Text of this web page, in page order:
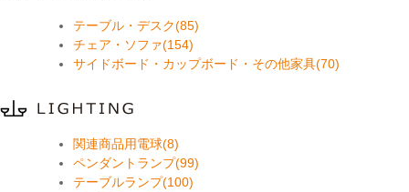
テーブル・デスク(85)
チェア・ソファ(154)
サイドボード・カップボード・その他家具(70)
関連商品用電球(8)
ペンダントランプ(99)
テーブルランプ(100)